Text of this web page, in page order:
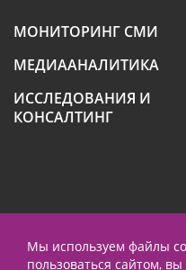
МОНИТОРИНГ СМИ
МЕДИААНАЛИТИКА
ИССЛЕДОВАНИЯ И
КОНСАЛТИНГ
+7 (495) 789-4259
contact@prnews.ru
Мы используем файлы
пользоваться сайтом,